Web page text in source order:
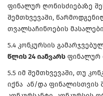
ფინალურ ღონისძიებაზე
შემთხვევაში,
თვალსაჩინოების
5.4 კონკურსის
წლის 24 იანვარს ფინალურ
5.5 იმ შემთხვევაში, თუ
იქნა ან/და ფინალისთვის